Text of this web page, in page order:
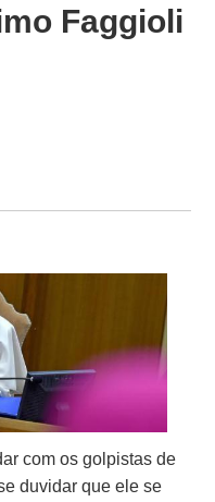
Faggioli
com os golpistas de
duvidar que ele se